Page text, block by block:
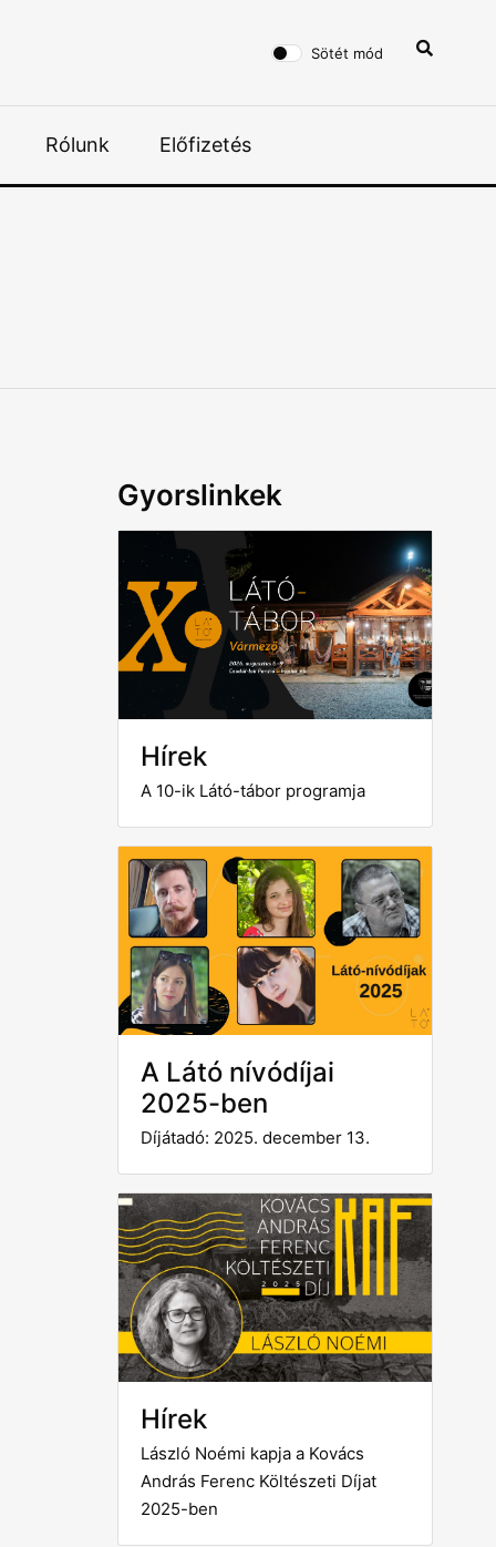
Sötét mód
Rólunk Előfizetés
Gyorslinkek
Hírek
A 10-ik Látó-tábor programja
A Látó nívódíjai
2025-ben
Díjátadó: 2025. december 13.
Hírek
László Noémi kapja a Kovács
András Ferenc Költészeti Díjat
2025-ben